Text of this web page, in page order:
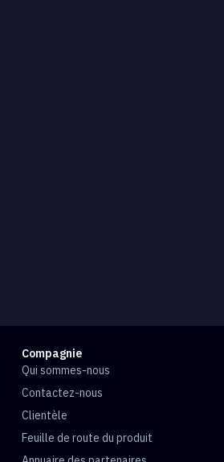
Compagnie
Qui sommes-nous
Contactez-nous
Clientèle
Feuille de route du produit